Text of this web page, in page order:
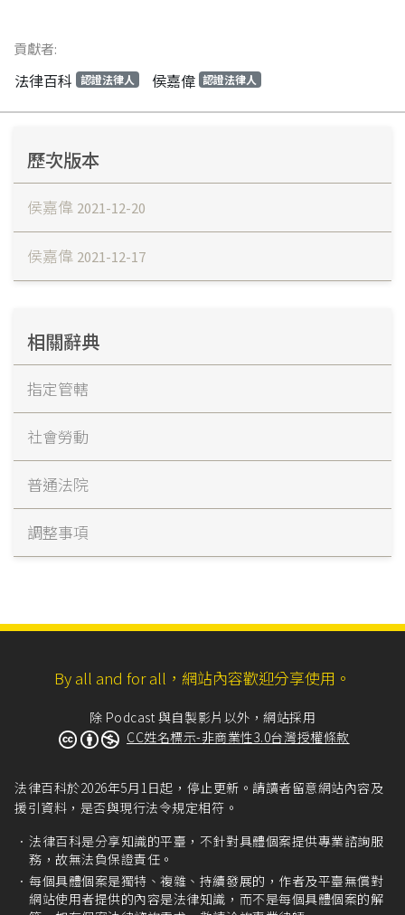
貢獻者:
法律百科 認證法律人 侯嘉偉 認證法律人
歷次版本
侯嘉偉 2021-12-20
侯嘉偉 2021-12-17
相關辭典
指定管轄
社會勞動
普通法院
調整事項
By all and for all，網站內容歡迎分享使用。
除 Podcast 與自製影片以外，網站採用
CC姓名標示-非商業性3.0台灣授權條款
法律百科於2026年5月1日起，停止更新。請讀者留意網站內容及
援引資料，是否與現行法令規定相符。
法律百科是分享知識的平臺，不針對具體個案提供專業諮詢服
務，故無法負保證責任。
每個具體個案是獨特、複雜、持續發展的，作者及平臺無償對
網站使用者提供的內容是法律知識，而不是每個具體個案的解